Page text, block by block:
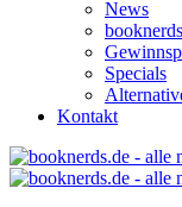
News
Specials
Kontakt